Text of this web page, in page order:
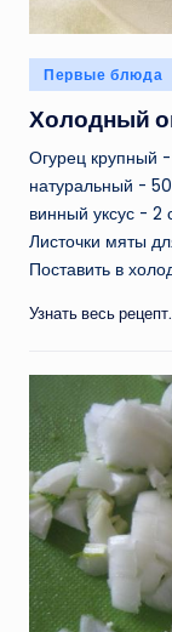
Опубликовано
в
Первые блюда
Холодный
Огурец крупный
натуральный -
винный уксус - 2
Листочки мяты
Поставить в
Узнать весь